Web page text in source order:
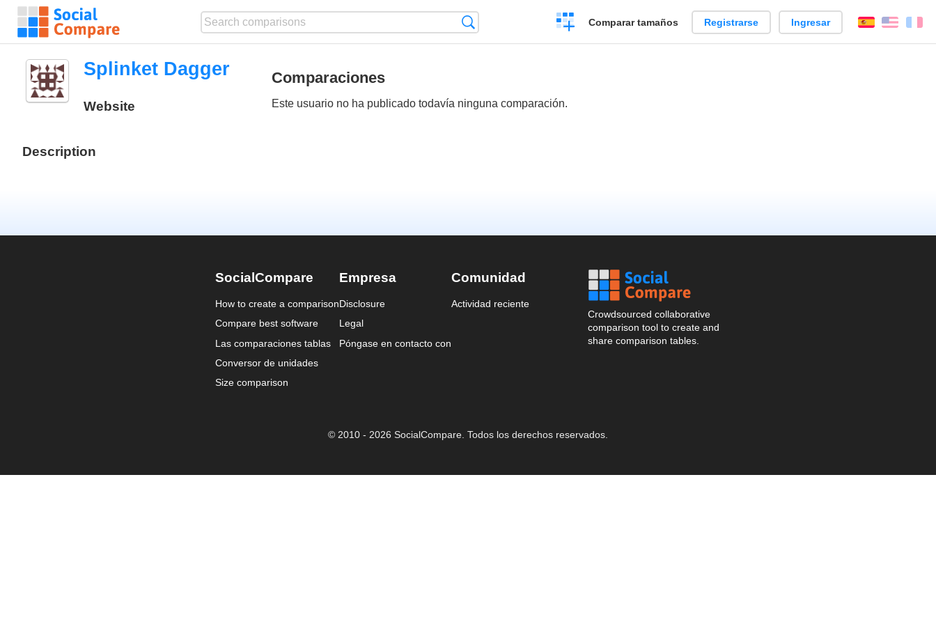
Crear
una
Comparar tamaños Registrarse Ingresar EspañolEnglish
Splinket Dagger
Website
Description
Comparaciones
Este usuario no ha publicado todavía ninguna comparación.
SocialCompare
How to create a comparison
Compare best software
Las comparaciones tablas
Conversor de unidades
Size comparison
Empresa
Disclosure
Legal
Póngase en contacto con
Comunidad
Actividad reciente
Crowdsourced collaborative
comparison tool to create and
share comparison tables.
© 2010 - 2026 SocialCompare. Todos los derechos reservados.